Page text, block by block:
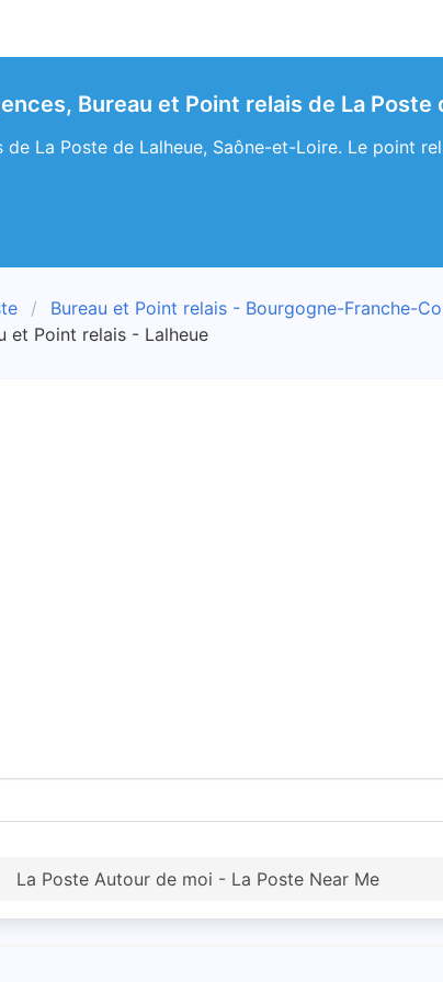
Bureau et Point relais de La
de La Poste de Lalheue, Saône-et-Loire. Le point
Bureau et Point relais - Bourgogne-Franche-
et Point relais - Lalheue
La Poste Autour de moi - La Poste Near Me